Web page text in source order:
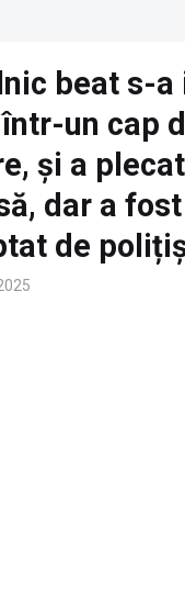
beat s-a
un cap
și a
dar a fost
de